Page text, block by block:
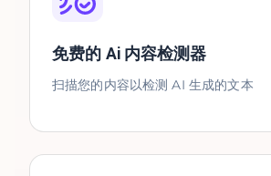
免费的 Ai 内容检测器
扫描您的内容以检测 AI 生成的文本